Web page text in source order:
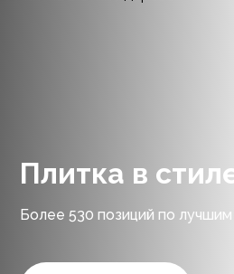
Плитка в
Более 530 позиций по